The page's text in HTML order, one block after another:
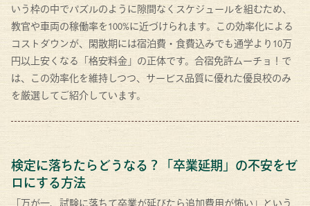
いう枠の中でパズルのように隙間なくスケジュールを組むため、
教官や車両の稼働率を100%に近づけられます。この効率化による
コストダウンが、閑散期には宿泊費・食費込みでも通学より10万
円以上安くなる「格安料金」の正体です。合宿免許ムーチョ！で
は、この効率化を維持しつつ、サービス品質に優れた優良校のみ
を厳選してご紹介しています。
検定に落ちたらどうなる？「卒業延期」の不安をゼ
ロにする方法
「万が一、試験に落ちて卒業が延びたら追加費用が怖い」という